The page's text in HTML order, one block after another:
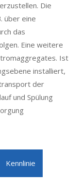
Die
über eine
das
Eine weitere
Ist
installiert,
der
und Spülung
Kennlinie